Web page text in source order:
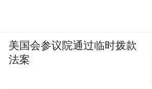
美国会参议院通过临时拨款
法案